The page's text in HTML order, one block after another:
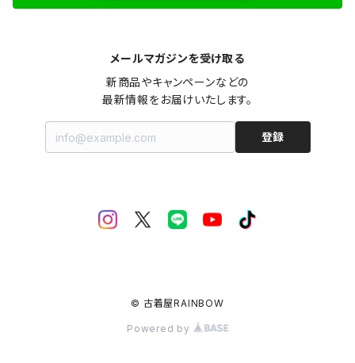
メールマガジンを受け取る
新商品やキャンペーンなどの
最新情報をお届けいたします。
登録
© 古着屋RAINBOW
Powered by